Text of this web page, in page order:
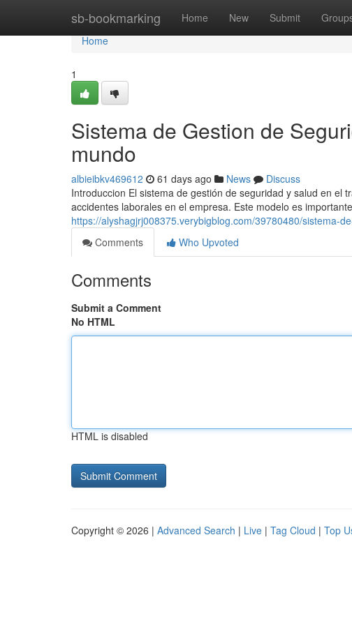
sb-bookmarking Home New Submit
Home
Home
1
Sistema de Gestion de
mundo
albieibkv469612 61 days ago News
Discuss
Introduccion El sistema de gestión de seguridad y salud en el
accidentes laborales en el empresa. Este modelo es
https://alyshagjrj008375.verybigblog.com/39780480/sistema-
Comments
Who Upvoted
Comments
Submit a Comment
No HTML
HTML is disabled
Copyright © 2026 | Advanced Search | Live | Tag Cloud | Top